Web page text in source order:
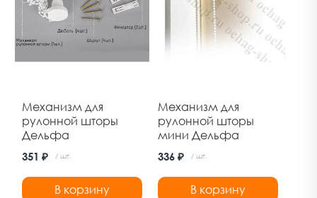
Механизм для
рулонной шторы
Дельфа
351 ₽ / шт.
В корзину
Механизм для
рулонной шторы
мини Дельфа
336 ₽ / шт.
В корзину